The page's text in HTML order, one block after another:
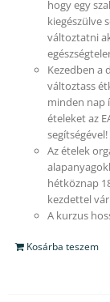
hogy egy
kiegészülve
változtatni
Kezedben a
változtass
minden nap
ételeket az
segítségével!
Az ételek
hétköznap
kezdettel
A kurzus
Kosárba teszem